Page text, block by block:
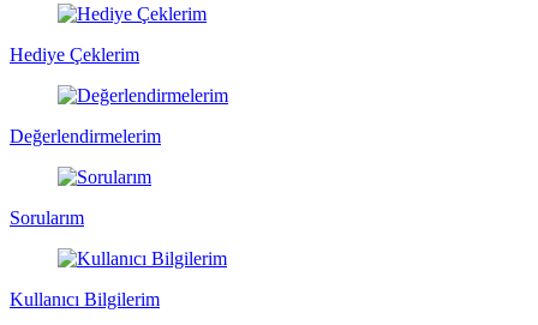
Hediye Çeklerim
Değerlendirmelerim
Sorularım
Kullanıcı Bilgilerim